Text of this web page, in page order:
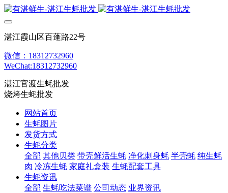
湛江霞山区百蓬路22号
微信：18312732960
WeChat:18312732960
湛江官渡生蚝批发
烧烤生蚝批发
网站首页
生蚝图片
发货方式
生蚝分类
全部 其他贝类 带壳鲜活生蚝 净化刺身蚝 半壳蚝 纯生蚝
肉 冷冻生蚝 家庭礼盒装 生蚝配套工具
生蚝资讯
全部 生蚝吃法菜谱 公司动态 业界资讯